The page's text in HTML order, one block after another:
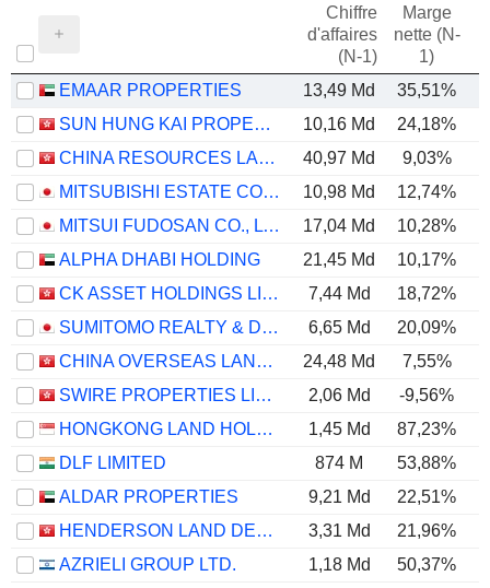
Chiffre
d'affaires
(N-1)
Marge
nette (N-
1)
EMAAR PROPERTIES 13,49 Md 35,51%
SUN HUNG KAI PROPERTIES LIMITED
10,16 Md 24,18%
CHINA RESOURCES LAND LIMITED
40,97 Md 9,03%
MITSUBISHI ESTATE CO., LTD.
10,98 Md 12,74%
MITSUI FUDOSAN CO., LTD.
17,04 Md 10,28%
ALPHA DHABI HOLDING
21,45 Md 10,17%
CK ASSET HOLDINGS LIMITED
7,44 Md 18,72%
SUMITOMO REALTY & DEVELOPMENT CO., LTD.
6,65 Md 20,09%
CHINA OVERSEAS LAND & INVESTMENT LIMITED
24,48 Md 7,55%
SWIRE PROPERTIES LIMITED
2,06 Md -9,56%
HONGKONG LAND HOLDINGS LIMITED
1,45 Md 87,23%
DLF LIMITED
874 M 53,88%
ALDAR PROPERTIES
9,21 Md 22,51%
HENDERSON LAND DEVELOPMENT COMPANY LIMITED
3,31 Md 21,96%
AZRIELI GROUP LTD.
1,18 Md 50,37%